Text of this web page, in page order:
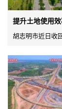
提升土地使用
胡志明市近日收